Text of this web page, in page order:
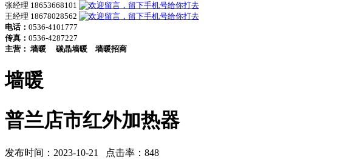
张经理 18653668101
王经理 18678028562
电话： 0536-4101777
传真： 0536-4287227
主营： 墙暖 碳晶墙暖 墙暖招商
墙暖
普兰店市红外加热器
发布时间：2023-10-21 点击率：848